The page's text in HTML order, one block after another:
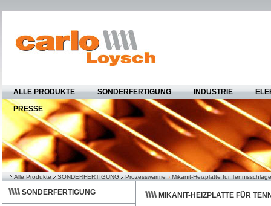
ALLE PRODUKTE SONDERFERTIGUNG INDUSTRIE
PRESSE
Alle Produkte SONDERFERTIGUNG Prozesswärme Mikanit-Heizplatte für
SONDERFERTIGUNG
MIKANIT-HEIZPLATTE FÜR